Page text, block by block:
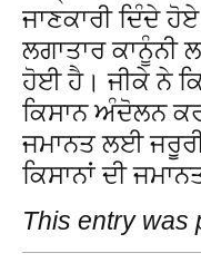
ਜਾਣਕਾਰੀ ਦਿੰਦੇ
ਲਗਾਤਾਰ ਕਾਨੂੰਨੀ
ਹੋਈ ਹੈ। ਜੀਕੇ ਨੇ
ਕਿਸਾਨ ਅੰਦੋਲਨ
ਜਮਾਨਤ ਲਈ
ਕਿਸਾਨਾਂ ਦੀ
This entry was